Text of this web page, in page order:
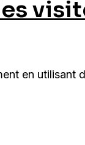
en utilisant